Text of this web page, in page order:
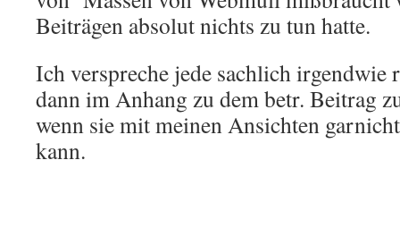
Beiträgen absolut nichts zu tun hatte.
Ich verspreche jede sachlich irgendwie
dann im Anhang zu dem betr. Beitrag
wenn sie mit meinen Ansichten
kann.